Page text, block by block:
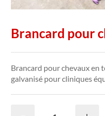
Brancard pour
Brancard pour chevaux en
galvanisé pour cliniques